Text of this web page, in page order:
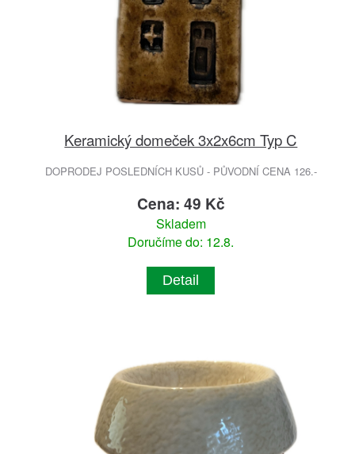
Keramický domeček 3x2x6cm Typ C
DOPRODEJ POSLEDNÍCH KUSŮ - PŮVODNÍ CENA 126.-
Cena: 49 Kč
Skladem
Doručíme do: 12.8.
Detail